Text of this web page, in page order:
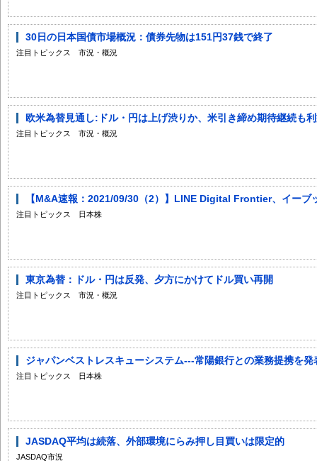
30日の日本国債市場概況：債券先物は151円37銭で終了
注目トピックス 市況・概況
欧米為替見通し:ドル・円は上げ渋りか、米引き締め期待継続も
注目トピックス 市況・概況
【M&A速報：2021/09/30（2）】LINE Digital Frontier、イーブ
注目トピックス 日本株
東京為替：ドル・円は反発、夕方にかけてドル買い再開
注目トピックス 市況・概況
ジャパンベストレスキューシステム---常陽銀行との業務提携を発
注目トピックス 日本株
JASDAQ平均は続落、外部環境にらみ押し目買いは限定的
JASDAQ市況